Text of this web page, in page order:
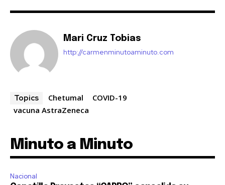
Mari Cruz Tobias
http://carmenminutoaminuto.com
Topics Chetumal
COVID-19
vacuna AstraZeneca
Minuto a Minuto
Nacional